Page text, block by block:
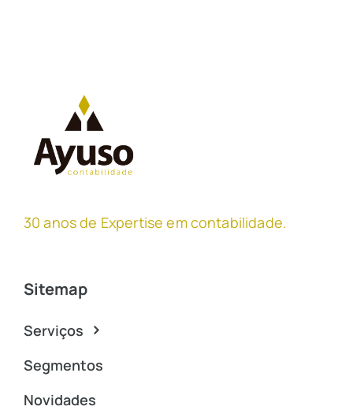
30 anos de Expertise em contabilidade.
Sitemap
Serviços
Segmentos
Novidades